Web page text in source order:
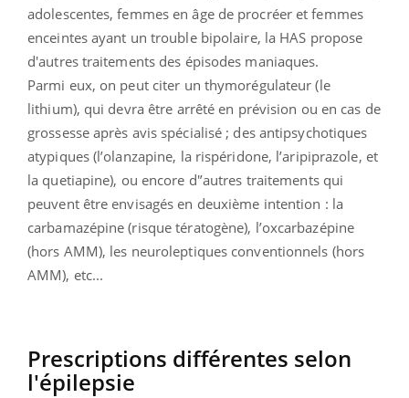
adolescentes, femmes en âge de procréer et femmes
enceintes ayant un trouble bipolaire, la HAS propose
d'autres traitements des épisodes maniaques.
Parmi eux, on peut citer un thymorégulateur (le
lithium), qui devra être arrêté en prévision ou en cas de
grossesse après avis spécialisé ; des antipsychotiques
atypiques (l’olanzapine, la rispéridone, l’aripiprazole, et
la quetiapine), ou encore d'’autres traitements qui
peuvent être envisagés en deuxième intention : la
carbamazépine (risque tératogène), l’oxcarbazépine
(hors AMM), les neuroleptiques conventionnels (hors
AMM), etc...
Prescriptions différentes selon
l'épilepsie